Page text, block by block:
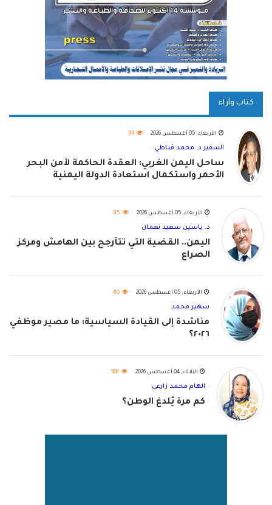
كتاب وآراء
الأربعاء, 05 أغسطس 2026 99
السفير د. محمد قباطي
ساحل اليمن الغربي: العقدة الحاكمة لأمن البحر
الأحمر واستكمال استعادة الدولة اليمنية
الأربعاء, 05 أغسطس 2026 85
د. ياسين سعيد نعمان
اليمن.. القضية التي تتأرجح بين الهامش ومركز
الصراع
الأربعاء, 05 أغسطس 2026 80
سهير محمد
مناشدة إلى القيادة السياسية: ما مصير موظفي
٢٠٢٦؟
الثلاثاء, 04 أغسطس 2026 188
الهام محمد زارعي
كم مرة يُلدغ الوطن؟